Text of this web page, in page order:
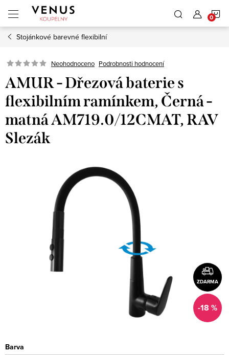
obsah
Stojánkové barevné flexibilní
Neohodnoceno Podrobnosti hodnocení
AMUR - Dřezová baterie s
flexibilním ramínkem, Černá -
matná AM719.0/12CMAT, RAV
Slezák
ZDARMA
-18 %
Barva